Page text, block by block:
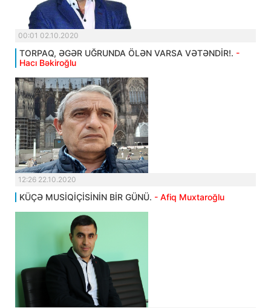
00:01 02.10.2020
TORPAQ, ƏGƏR UĞRUNDA ÖLƏN VARSA VƏTƏNDİR!. -
Hacı Bəkiroğlu
12:26 22.10.2020
KÜÇƏ MUSİQİÇİSİNİN BİR GÜNÜ. - Afiq Muxtaroğlu